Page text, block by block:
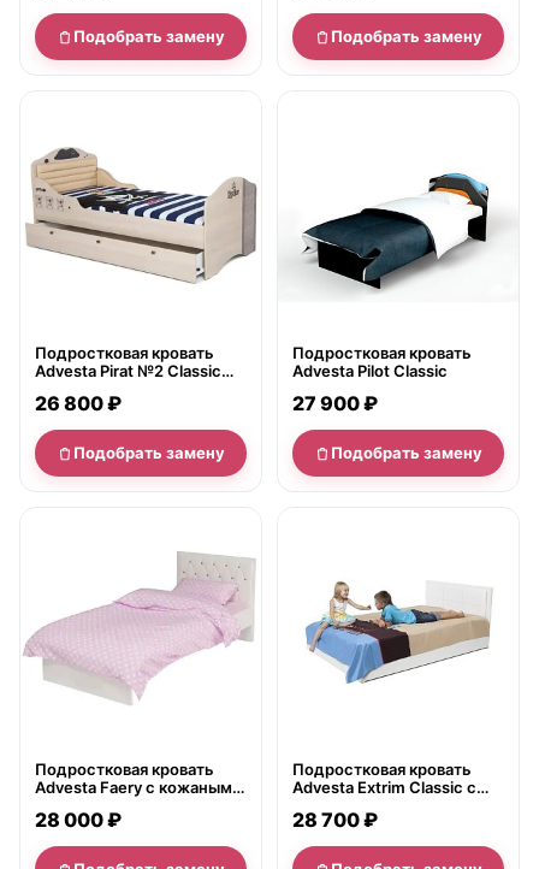
Подобрать замену Подобрать замену
Подростковая кровать
Advesta Pirat №2 Classic
26 800 ₽
Подобрать замену
Подростковая кровать
Advesta Pilot Classic
27 900 ₽
Подобрать замену
Подростковая кровать
Advesta Faery с кожаным
Swarovski
28 000 ₽
Подростковая кровать
Advesta Extrim Classic с
28 700 ₽